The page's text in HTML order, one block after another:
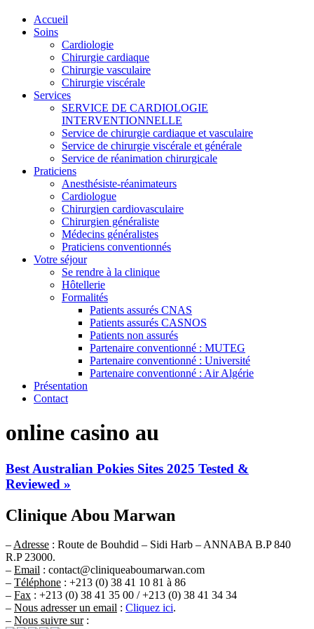
Accueil
Soins
Cardiologie
Chirurgie cardiaque
Chirurgie vasculaire
Chirurgie viscérale
Services
SERVICE DE CARDIOLOGIE
INTERVENTIONNELLE
Service de chirurgie cardiaque et vasculaire
Service de chirurgie viscérale et générale
Service de réanimation chirurgicale
Praticiens
Anesthésiste-réanimateurs
Cardiologue
Chirurgien cardiovasculaire
Chirurgien généraliste
Médecins généralistes
Praticiens conventionnés
Votre séjour
Se rendre à la clinique
Hôtellerie
Formalités
Patients assurés CNAS
Patients assurés CASNOS
Patients non assurés
Partenaire conventionné : MUTEG
Partenaire conventionné : Université
Partenaire conventionné : Air Algérie
Présentation
Contact
online casino au
Best Australian Pokies Sites 2025 Tested &
Reviewed »
Clinique Abou Marwan
–Adresse : Route de Bouhdid – Sidi Harb – ANNABA B.P 840
R.P 23000.
– Email : contact@cliniqueaboumarwan.com
– Téléphone : +213 (0) 38 41 10 81 à 86
– Fax : +213 (0) 38 41 35 00 / +213 (0) 38 41 34 34
– Nous adresser un email : Cliquez ici.
– Nous suivre sur: